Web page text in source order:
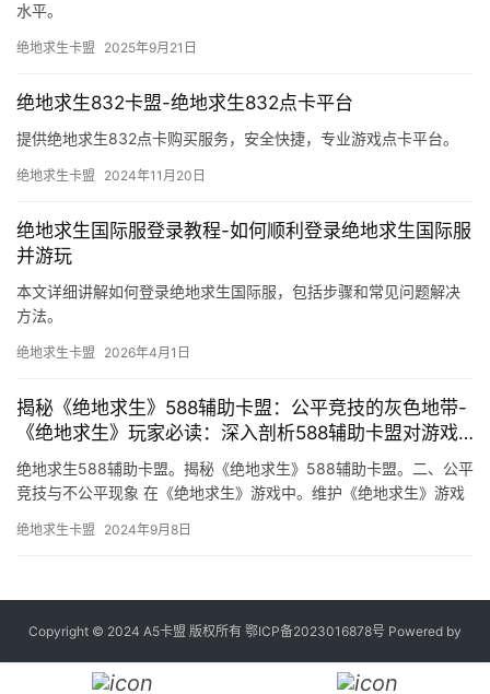
水平。
绝地求生卡盟 2025年9月21日
绝地求生832卡盟-绝地求生832点卡平台
提供绝地求生832点卡购买服务，安全快捷，专业游戏点卡平台。
绝地求生卡盟 2024年11月20日
绝地求生国际服登录教程-如何顺利登录绝地求生国际服
并游玩
本文详细讲解如何登录绝地求生国际服，包括步骤和常见问题解决
方法。
绝地求生卡盟 2026年4月1日
揭秘《绝地求生》588辅助卡盟：公平竞技的灰色地带-
《绝地求生》玩家必读：深入剖析588辅助卡盟对游戏
生态的影响
绝地求生588辅助卡盟。揭秘《绝地求生》588辅助卡盟。二、公平
竞技与不公平现象 在《绝地求生》游戏中。维护《绝地求生》游戏
绝地求生卡盟 2024年9月8日
Copyright © 2024 A5卡盟 版权所有 鄂ICP备2023016878号 Powered by